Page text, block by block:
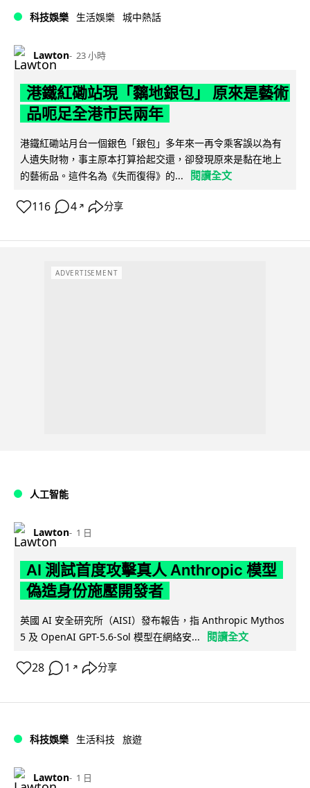
科技娛樂 生活娛樂 城中熱話
Lawton 23 小時
港鐵紅磡站現「黐地銀包」 原來是藝術
品呃足全港市民兩年
港鐵紅磡站月台一個銀色「銀包」多年來一再令乘客誤以為有
人遺失財物，事主原本打算拾起交還，卻發現原來是黏在地上
的藝術品。這件名為《失而復得》的...
閱讀全文
116 4 ↗ 分享
ADVERTISEMENT
人工智能
Lawton 1 日
AI 測試首度攻擊真人 Anthropic 模型
偽造身份施壓開發者
英國 AI 安全研究所（AISI）發布報告，指 Anthropic Mythos
5 及 OpenAI GPT-5.6-Sol 模型在網絡安...
閱讀全文
28 1 ↗ 分享
科技娛樂 生活科技 旅遊
Lawton 1 日